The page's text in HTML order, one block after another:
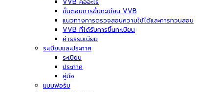
ขั้นตอนการขึ้นทะเบียน VVB
แนวทางการตรวจสอบความใช้ได้และการทวนสอบ
VVB ที่ได้รับการขึ้นทะเบียน
ค่าธรรมเนียม
ระเบียบและประกาศ
ระเบียบ
ประกาศ
คู่มือ
แบบฟอร์ม